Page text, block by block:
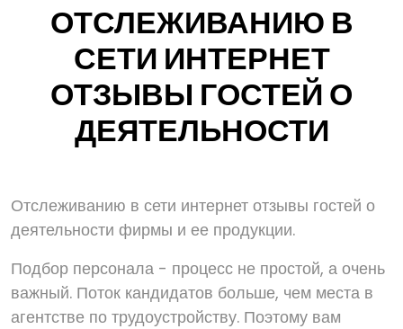
ОТСЛЕЖИВАНИЮ В
СЕТИ ИНТЕРНЕТ
ОТЗЫВЫ ГОСТЕЙ О
ДЕЯТЕЛЬНОСТИ
Отслеживанию в сети интернет отзывы гостей о
деятельности фирмы и ее продукции.
Подбор персонала - процесс не простой, а очень
важный. Поток кандидатов больше, чем места в
агентстве по трудоустройству. Поэтому вам